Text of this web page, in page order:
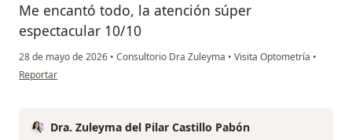
Me encantó todo, la atención súper
espectacular 10/10
28 de mayo de 2026 • Consultorio Dra Zuleyma • Visita Optometría •
en opinión del usuario Diany
Reportar
Dra. Zuleyma del Pilar Castillo Pabón